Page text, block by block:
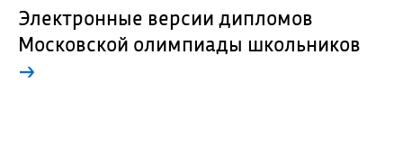
Электронные версии дипломов
Московской олимпиады школьников
→